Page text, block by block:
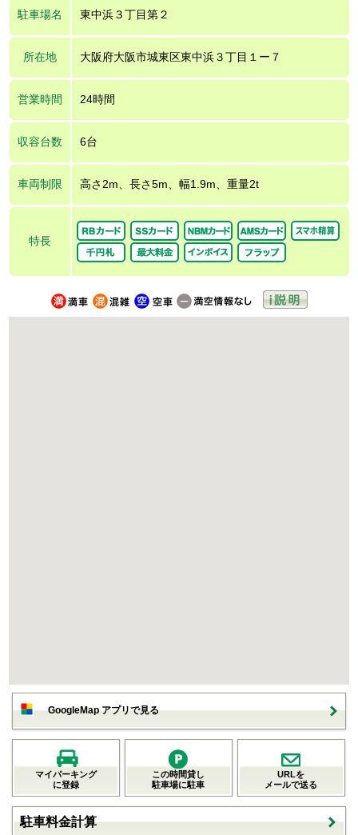
駐車場名 東中浜３丁目第２
所在地 大阪府大阪市城東区東中浜３丁目１ー７
営業時間 24時間
収容台数 6台
車両制限 高さ2m、長さ5m、幅1.9m、重量2t
特長
GoogleMap アプリで見る
マイパーキング
に登録
この時間貸し
駐車場に駐車
URLを
メールで送る
駐車料金計算